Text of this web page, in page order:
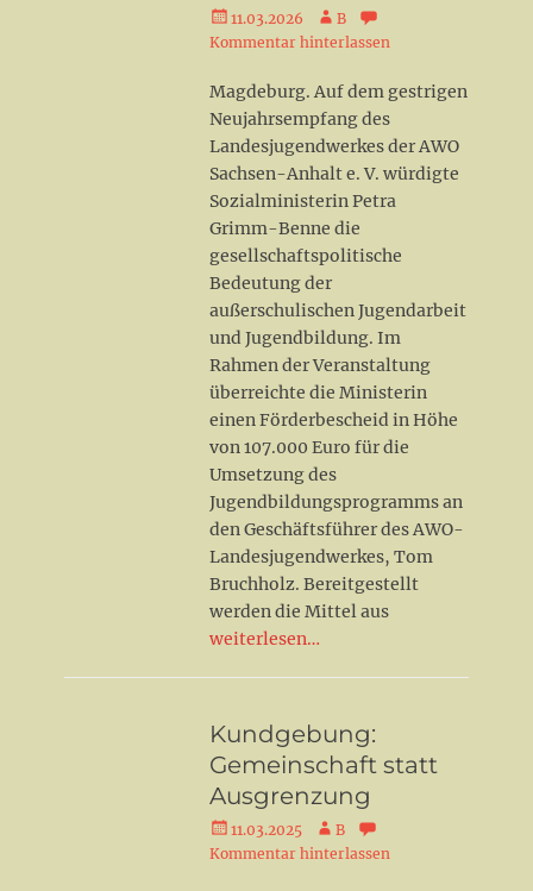
Veröffentlicht
am
11.03.2026 Autor
B
Kommentar hinterlassen
Magdeburg. Auf dem gestrigen
Neujahrsempfang des
Landesjugendwerkes der AWO
Sachsen-Anhalt e. V. würdigte
Sozialministerin Petra
Grimm-Benne die
gesellschaftspolitische
Bedeutung der
außerschulischen Jugendarbeit
und Jugendbildung. Im
Rahmen der Veranstaltung
überreichte die Ministerin
einen Förderbescheid in Höhe
von 107.000 Euro für die
Umsetzung des
Jugendbildungsprogramms an
den Geschäftsführer des AWO-
Landesjugendwerkes, Tom
Bruchholz. Bereitgestellt
werden die Mittel aus
weiterlesen…
Kundgebung:
Gemeinschaft statt
Ausgrenzung
Veröffentlicht
am
11.03.2025 Autor
B
Kommentar hinterlassen